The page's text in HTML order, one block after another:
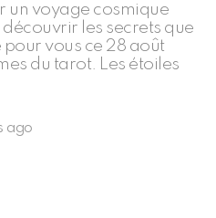
un voyage cosmique
les secrets que
pour vous ce 28 août
du tarot. Les étoiles
ago